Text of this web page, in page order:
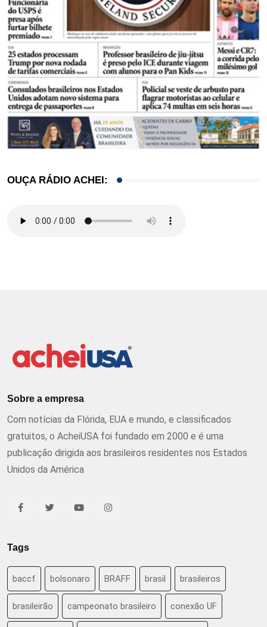
OUÇA RÁDIO ACHEI:
Sobre a empresa
Com notícias da Flórida, EUA e mundo, e classificados
gratuitos, o AcheiUSA foi fundado em 2000 e é uma
publicação dirigida aos brasileiros residentes nos Estados
Unidos da América
Tags
baccf bolsonaro BRAFF brasil brasileiros
brasileirão campeonato brasileiro conexão UF